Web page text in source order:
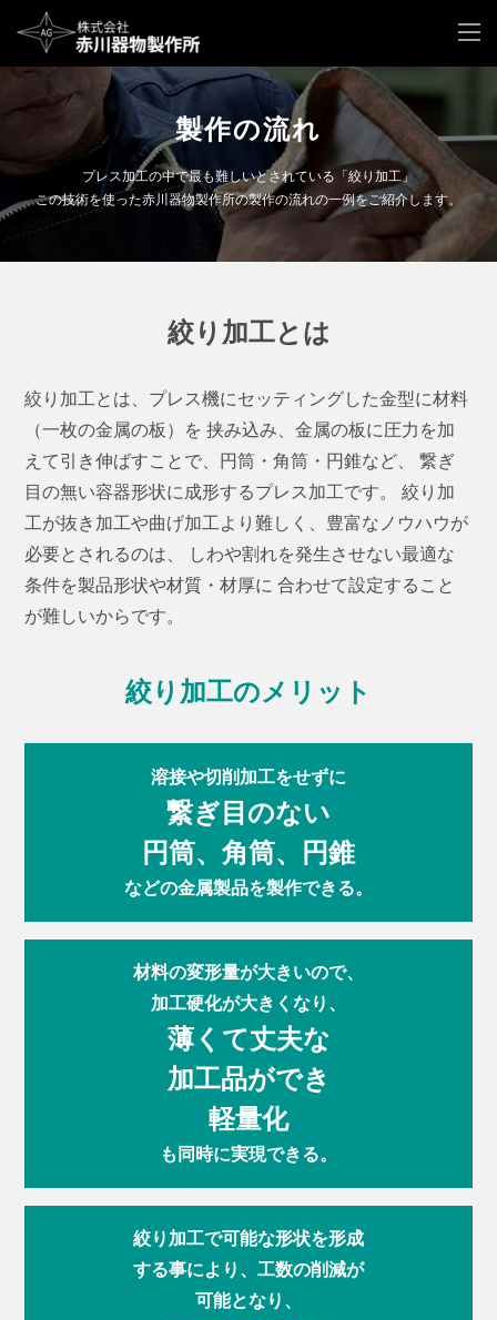
製作の流れ
プレス加工の中で最も難しいとされている「絞り加工」
この技術を使った赤川器物製作所の製作の流れの一例をご紹介します。
絞り加工とは
絞り加工とは、プレス機にセッティングした金型に材料
（一枚の金属の板）を 挟み込み、金属の板に圧力を加
えて引き伸ばすことで、円筒・角筒・円錐など、
繋ぎ
目の無い容器形状に成形するプレス加工です。
絞り加
工が抜き加工や曲げ加工より難しく、豊富なノウハウが
必要とされるのは、
しわや割れを発生させない最適な
条件を製品形状や材質・材厚に 合わせて設定すること
が難しいからです。
絞り加工のメリット
溶接や切削加工をせずに
繋ぎ目のない
円筒、角筒、円錐
などの金属製品を製作できる。
材料の変形量が大きいので、
加工硬化が大きくなり、
薄くて丈夫な
加工品ができ
軽量化
も同時に実現できる。
絞り加工で可能な形状を形成
する事により、工数の削減が
可能となり、